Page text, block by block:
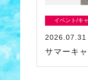
イベント/キ
2026.07.31
サマーキ